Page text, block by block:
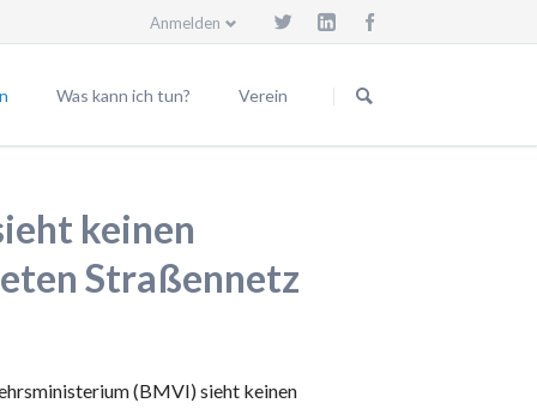
Anmelden
überspringen
Was kann ich tun?
Trassenwanderweg
Verein
Mitgliedsgemeinden
Körperschaften
Vereinsgründung
keinen
Straßennetz
(BMVI) sieht keinen